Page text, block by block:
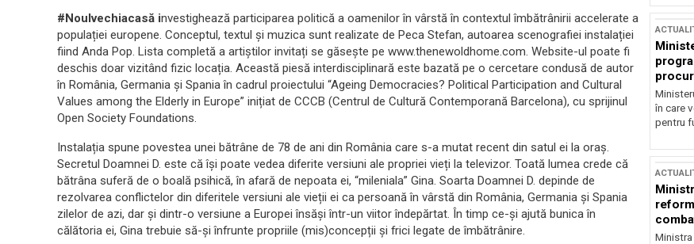
#Noulvechiacasă investighează participarea politică a oamenilor în vârstă în contextul îmbătrânirii accelerate a
populației europene. Conceptul, textul și muzica sunt realizate de Peca Stefan, autoarea scenografiei instalației
fiind Anda Pop. Lista completă a artiștilor invitați se găsește pe www.thenewoldhome.com. Website-ul poate fi
deschis doar vizitând fizic locația. Această piesă interdisciplinară este bazată pe o cercetare condusă de autor
în România, Germania și Spania în cadrul proiectului “Ageing Democracies? Political Participation and Cultural
Values among the Elderly in Europe” inițiat de CCCB (Centrul de Cultură Contemporană Barcelona), cu sprijinul
Open Society Foundations.
Instalația spune povestea unei bătrâne de 78 de ani din România care s-a mutat recent din satul ei la oraș.
Secretul Doamnei D. este că își poate vedea diferite versiuni ale propriei vieți la televizor. Toată lumea crede că
bătrâna suferă de o boală psihică, în afară de nepoata ei, “mileniala” Gina. Soarta Doamnei D. depinde de
rezolvarea conflictelor din diferitele versiuni ale vieții ei ca persoană în vârstă din România, Germania și Spania
zilelor de azi, dar și dintr-o versiune a Europei însăși într-un viitor îndepărtat. În timp ce-și ajută bunica în
călătoria ei, Gina trebuie să-și înfrunte propriile (mis)concepții și frici legate de îmbătrânire.
în care
pentru
Ministra